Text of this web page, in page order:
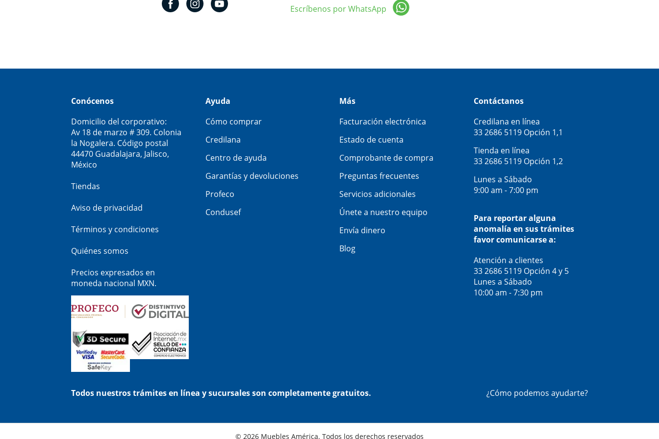
Escríbenos por WhatsApp
Conócenos
Domicilio del corporativo:
Av 18 de marzo # 309. Colonia
la Nogalera. Código postal
44470 Guadalajara, Jalisco,
México
Tiendas
Aviso de privacidad
Términos y condiciones
Quiénes somos
Precios expresados en
moneda nacional MXN.
Ayuda
Cómo comprar
Credilana
Centro de ayuda
Garantías y devoluciones
Profeco
Condusef
Más
Facturación electrónica
Estado de cuenta
Comprobante de compra
Preguntas frecuentes
Servicios adicionales
Únete a nuestro equipo
Envía dinero
Blog
Contáctanos
Credilana en línea
33 2686 5119 Opción 1,1
Tienda en línea
33 2686 5119 Opción 1,2
Lunes a Sábado
9:00 am - 7:00 pm
Para reportar alguna
anomalía en sus trámites
favor comunicarse a:
Atención a clientes
33 2686 5119 Opción 4 y 5
Lunes a Sábado
10:00 am - 7:30 pm
Todos nuestros trámites en línea y sucursales son completamente gratuitos. ¿Cómo podemos ayudarte?
© 2026 Muebles América. Todos los derechos reservados